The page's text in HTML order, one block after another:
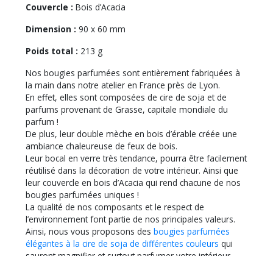
Couvercle : Bois d’Acacia
Dimension : 90 x 60 mm
Poids total : 213 g
Nos bougies parfumées sont entièrement fabriquées à
la main dans notre atelier en France près de Lyon.
En effet, elles sont composées de cire de soja et de
parfums provenant de Grasse, capitale mondiale du
parfum !
De plus, leur double mèche en bois d’érable créée une
ambiance chaleureuse de feux de bois.
Leur bocal en verre très tendance, pourra être facilement
réutilisé dans la décoration de votre intérieur. Ainsi que
leur couvercle en bois d’Acacia qui rend chacune de nos
bougies parfumées uniques !
La qualité de nos composants et le respect de
l’environnement font partie de nos principales valeurs.
Ainsi, nous vous proposons des bougies parfumées
élégantes à la cire de soja de différentes couleurs qui